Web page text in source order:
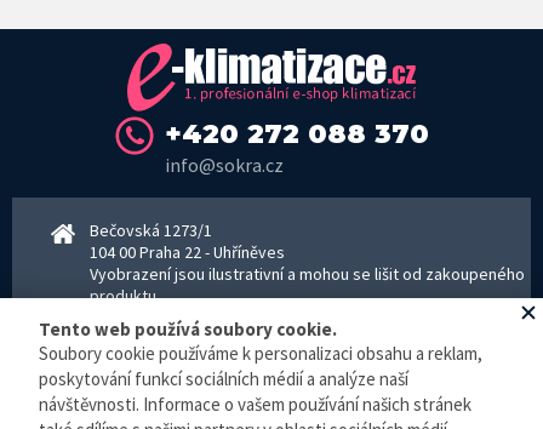
+420 272 088 370
info@sokra.cz
Bečovská 1273/1
104 00 Praha 22 - Uhříněves
Vyobrazení jsou ilustrativní a mohou se lišit od zakoupeného
produktu.
www.sokra.cz│www.haier-klimatizace.cz
Otevírací doba
Tento web používá soubory cookie.
Soubory cookie používáme k personalizaci obsahu a reklam,
poskytování funkcí sociálních médií a analýze naší
návštěvnosti. Informace o vašem používání našich stránek